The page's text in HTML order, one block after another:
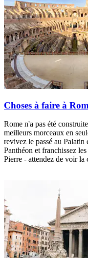
Choses à faire à
Rome n'a pas été
meilleurs morceaux en
revivez le passé au
Panthéon et franchissez
Pierre - attendez de voir la